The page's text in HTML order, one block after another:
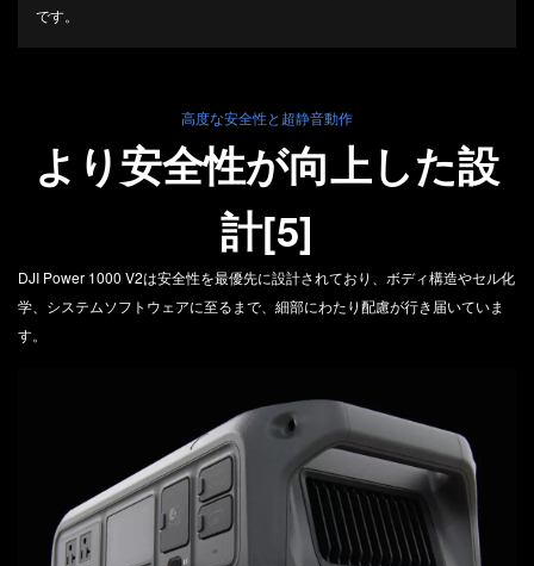
です。
高度な安全性と超静音動作
より安全性が向上した設
計[5]
DJI Power 1000 V2は安全性を最優先に設計されており、ボディ構造やセル化
学、システムソフトウェアに至るまで、細部にわたり配慮が行き届いていま
す。